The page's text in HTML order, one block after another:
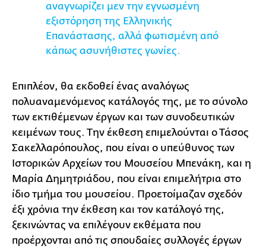
αναγνωρίζει μεν την εγνωσμένη
εξιστόρηση της Ελληνικής
Επανάστασης, αλλά φωτισμένη από
κάπως ασυνήθιστες γωνίες.
Επιπλέον, θα εκδοθεί ένας αναλόγως
πολυαναμενόμενος κατάλογός της, με το σύνολο
των εκτιθέμενων έργων και των συνοδευτικών
κειμένων τους. Την έκθεση επιμελούνται ο Τάσος
Σακελλαρόπουλος, που είναι ο υπεύθυνος των
Ιστορικών Αρχείων του Μουσείου Μπενάκη, και η
Μαρία Δημητριάδου, που είναι επιμελήτρια στο
ίδιο τμήμα του μουσείου. Προετοίμαζαν σχεδόν
έξι χρόνια την έκθεση και τον κατάλογό της,
ξεκινώντας να επιλέγουν εκθέματα που
προέρχονται από τις σπουδαίες συλλογές έργων